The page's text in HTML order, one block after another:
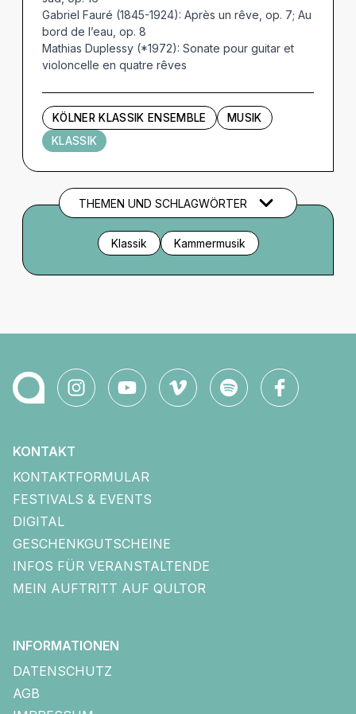
Gabriel Fauré (1845-1924): Après un rêve, op. 7; Au
bord de l’eau, op. 8
Mathias Duplessy (*1972): Sonate pour guitar et
violoncelle en quatre rêves
KÖLNER KLASSIK ENSEMBLE
MUSIK
KLASSIK
THEMEN UND SCHLAGWÖRTER
Klassik Kammermusik
KONTAKT
KONTAKTFORMULAR
FESTIVALS & EVENTS
DIGITAL
GESCHENKGUTSCHEINE
INFOS FÜR VERANSTALTENDE
MEIN AUFTRITT AUF QULTOR
INFORMATIONEN
DATENSCHUTZ
AGB